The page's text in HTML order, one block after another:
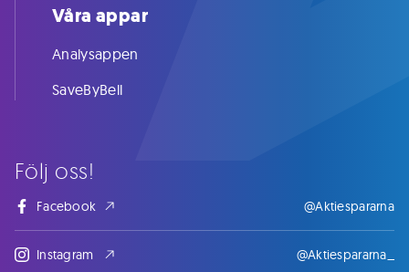
Följ oss!
Facebook @Aktiespararna
Instagram @Aktiespararna_
Våra appar
Analysappen
SaveByBell